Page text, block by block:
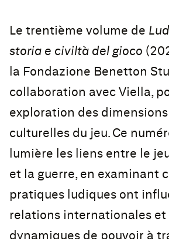
Le trentième volume de
storia e civiltà del gioco
la Fondazione Benetton
collaboration avec Viella,
exploration des
culturelles du jeu. Ce
lumière les liens entre le
et la guerre, en examinant
pratiques ludiques ont
relations internationales et
dynamiques de pouvoir à